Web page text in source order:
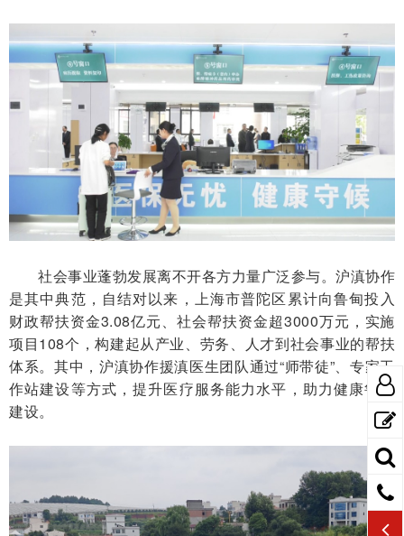
社会事业蓬勃发展离不开各方力量广泛参与。沪滇协作
是其中典范，自结对以来，上海市普陀区累计向鲁甸投入
财政帮扶资金3.08亿元、社会帮扶资金超3000万元，实施
项目108个，构建起从产业、劳务、人才到社会事业的帮扶
体系。其中，沪滇协作援滇医生团队通过“师带徒”、专家工
作站建设等方式，提升医疗服务能力水平，助力健康鲁甸
建设。